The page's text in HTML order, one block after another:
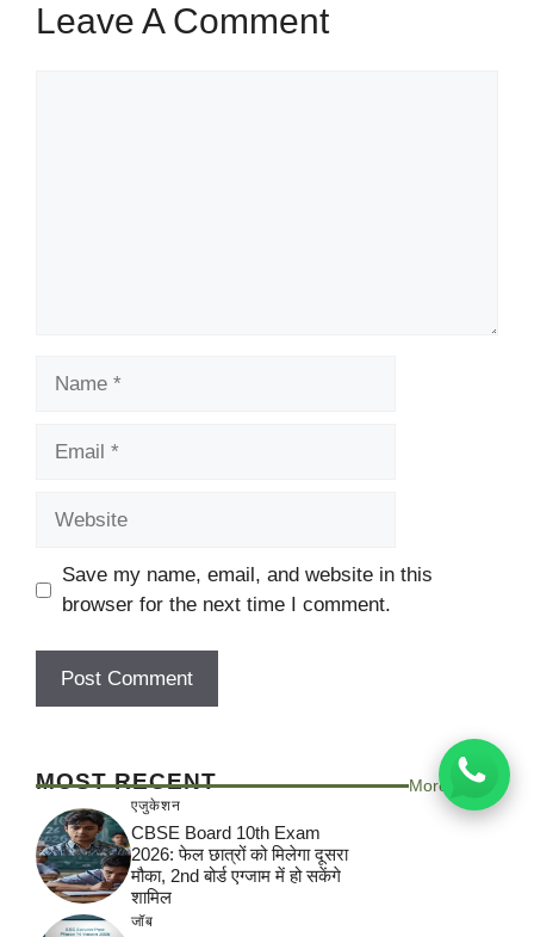
Leave A Comment
Save my name, email, and website in this
browser for the next time I comment.
MOST RECENT More
एजुकेशन
CBSE Board 10th Exam
2026: फेल छात्रों को मिलेगा दूसरा
मौका, 2nd बोर्ड एग्जाम में हो सकेंगे
शामिल
जॉब